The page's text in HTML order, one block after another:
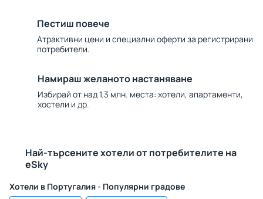
Пестиш повече
Атрактивни цени и специални оферти за регистрирани
потребители.
Намираш желаното настаняване
Избирай от над 1.3 млн. места: хотели, апартаменти,
хостели и др.
Най-търсените хотели от потребителите на
eSky
Хотели в Португалия - Популярни градове